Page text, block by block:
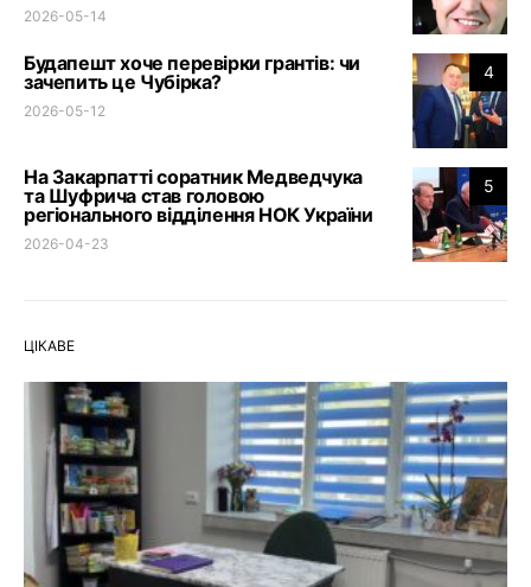
2026-05-14
4
Будапешт хоче перевірки грантів: чи
зачепить це Чубірка?
2026-05-12
5
На Закарпатті соратник Медведчука
та Шуфрича став головою
регіонального відділення НОК України
2026-04-23
ЦІКАВЕ